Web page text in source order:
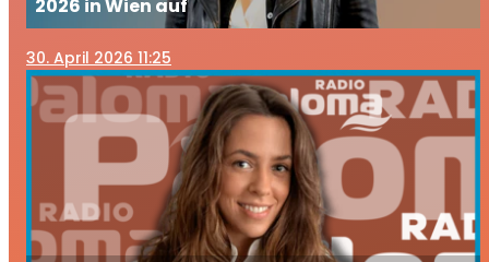
2026 in Wien auf
30. April 2026 11:25